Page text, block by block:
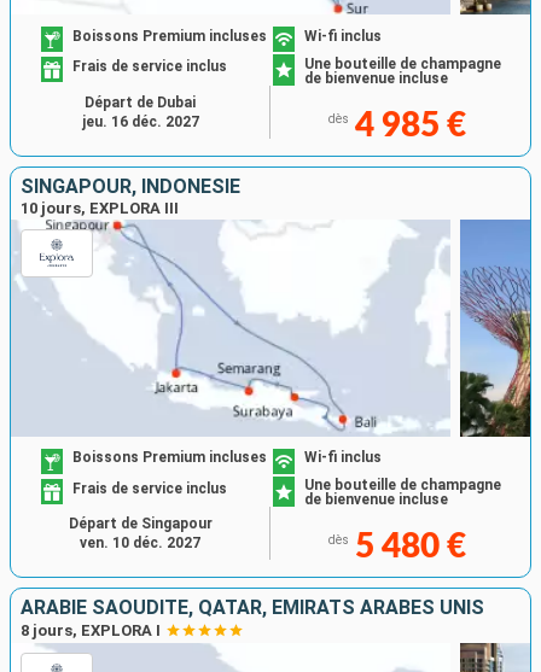
Boissons Premium incluses
Wi-fi inclus
Frais de service inclus
Une bouteille de champagne
de bienvenue incluse
dès 4 985 €
Départ de Dubai
jeu. 16 déc. 2027
SINGAPOUR, INDONÉSIE
10 jours, EXPLORA III
Boissons Premium incluses
Wi-fi inclus
Frais de service inclus
Une bouteille de champagne
de bienvenue incluse
dès 5 480 €
Départ de Singapour
ven. 10 déc. 2027
ARABIE SAOUDITE, QATAR, EMIRATS ARABES UNIS
8 jours, EXPLORA I